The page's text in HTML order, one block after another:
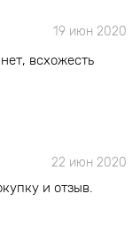
19 июн 2020
всхожесть
22 июн 2020
и отзыв.